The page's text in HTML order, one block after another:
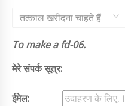
तत्काल खरीदना चाहते हैं
To make a fd-06.
मेरे संपर्क सूत्र:
ईमेल: